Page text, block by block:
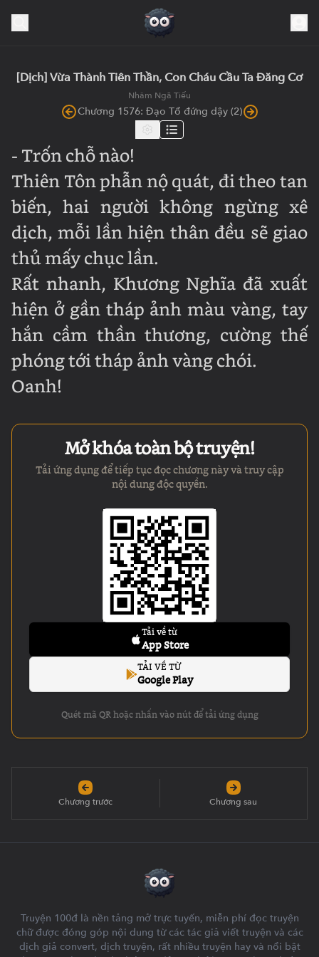
[Dịch] Vừa Thành Tiên Thần, Con Cháu Cầu Ta Đăng Cơ
Nhâm Ngã Tiếu
Chương 1576: Đạo Tổ đứng dậy (2)
- Trốn chỗ nào!
Thiên Tôn phẫn nộ quát, đi theo tan
biến, hai người không ngừng xê
dịch, mỗi lần hiện thân đều sẽ giao
thủ mấy chục lần.
Rất nhanh, Khương Nghĩa đã xuất
hiện ở gần tháp ảnh màu vàng, tay
hắn cầm thần thương, cường thế
phóng tới tháp ảnh vàng chói.
Oanh!
Mở khóa toàn bộ truyện!
Tải ứng dụng để tiếp tục đọc chương này và truy cập
nội dung độc quyền.
Tải về từ
App Store
TẢI VỀ TỪ
Google Play
Quét mã QR hoặc nhấn vào nút để tải ứng dụng
Chương trước Chương sau
Truyện 100đ là nền tảng mở trực tuyến, miễn phí đọc truyện
chữ được đóng góp nội dung từ các tác giả viết truyện và các
dịch giả convert, dịch truyện, rất nhiều truyện hay và nổi bật